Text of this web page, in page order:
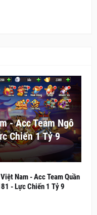
- Acc Team Ngô
Chiến 1 Tỷ 9
Nam - Acc Team Quần
- Lực Chiến 1 Tỷ 9